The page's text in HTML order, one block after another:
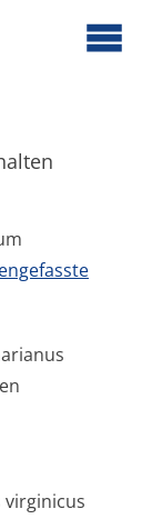
virginicus